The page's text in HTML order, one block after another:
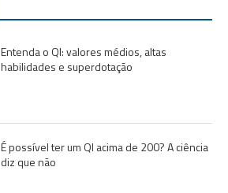
Entenda o QI: valores médios, altas
habilidades e superdotação
É possível ter um QI acima de 200? A ciência
diz que não